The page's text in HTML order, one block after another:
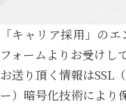
ン
グ
「キャリア採用」の
フォームよりお受けし
お送り頂く情報はSSL
ー）暗号化技術により